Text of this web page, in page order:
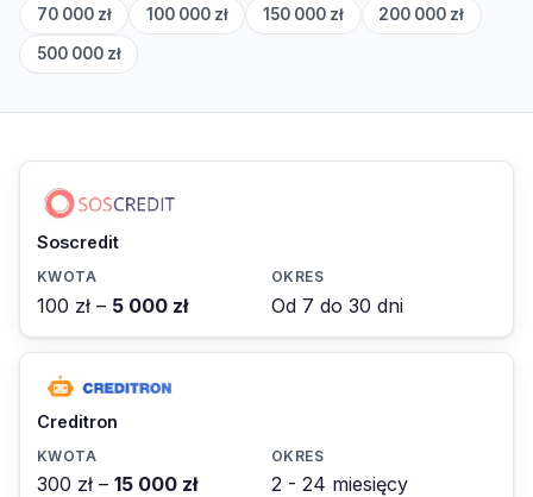
70 000 zł 100 000 zł 150 000 zł 200 000 zł
500 000 zł
Soscredit
100 zł – 5 000 zł Od 7 do 30 dni
Creditron
300 zł – 15 000 zł 2 - 24 miesięcy